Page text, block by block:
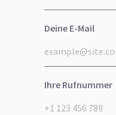
Deine E-Mail
Ihre Rufnummer